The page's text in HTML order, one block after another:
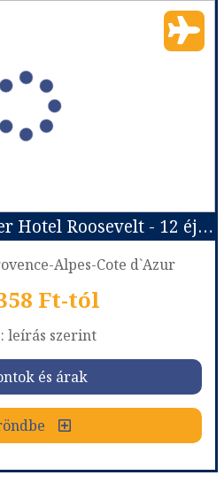
Bastille
Franciaország
Párizs
Repülővel
leírás szerint
Hotel ***
SUPERIOR - Superior Room
08-14 | 4 éj
Ft-tól
és árak
Best Western Premier Hotel Roosevelt - 12 éjszakás
Alpes-Cote d`Azur
Ft-tól
leírás szerint
és árak